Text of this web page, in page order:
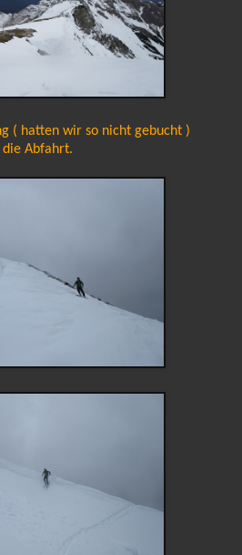
( hatten wir so nicht gebucht )
Abfahrt.